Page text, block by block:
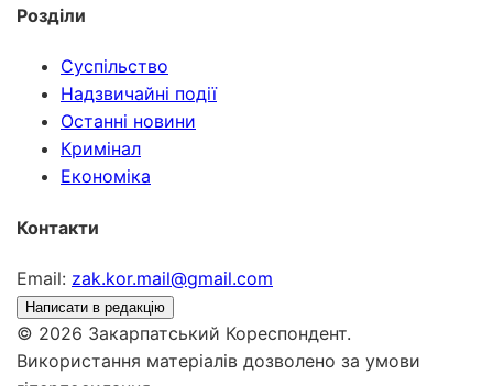
Розділи
Суспільство
Надзвичайні події
Останні новини
Кримінал
Економіка
Контакти
Email: zak.kor.mail@gmail.com
Написати в редакцію
© 2026 Закарпатський Кореспондент.
Використання матеріалів дозволено за умови